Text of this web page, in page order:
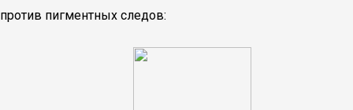
против пигментных следов: